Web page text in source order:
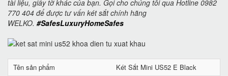
tài liệu, giấy tờ khác của bạn. Gọi cho chúng tôi qua Hotline 0982
770 404 để được tư vấn két sắt chính hãng
WELKO. #SafesLuxuryHomeSafes
Tên sản phẩm
Két Sắt Mini US52 E Black